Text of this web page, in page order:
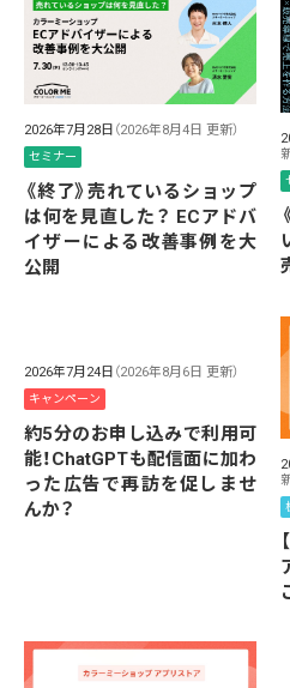
2026年7月28日 （2026年8月4日 更新）
セミナー
《終了》売れているショップ
は何を見直した？ ECアドバ
イザーによる改善事例を大
公開
2026年7月24日 （2026年8月6日 更新）
キャンペーン
約5分のお申し込みで利用可
能！ChatGPTも配信面に加わ
った広告で再訪を促しませ
んか？